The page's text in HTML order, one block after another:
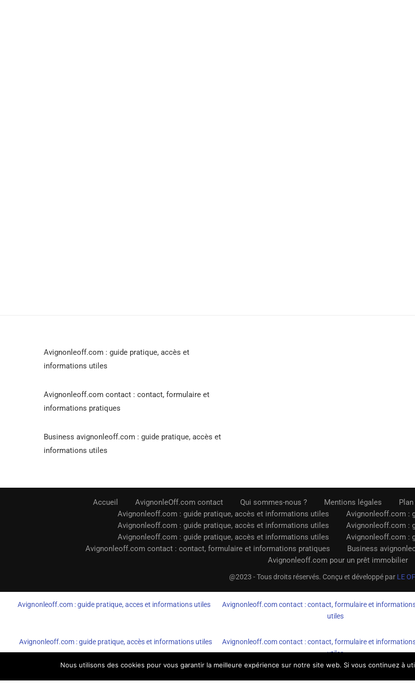
Avignonleoff.com : guide pratique, accès et
informations utiles
Avignonleoff.com contact : contact, formulaire et
informations pratiques
Business avignonleoff.com : guide pratique, accès et
informations utiles
Accueil AvignonleOff.com contact Qui sommes-nous ? Mentions légales
Avignonleoff.com : guide pratique, accès et informations utiles
Avignonleoff.com :
Avignonleoff.com : guide pratique, accès et informations utiles
Avignonleoff.com :
Avignonleoff.com : guide pratique, accès et informations utiles
Avignonleoff.com :
Avignonleoff.com contact : contact, formulaire et informations pratiques
Business
Avignonleoff.com pour un prêt immobilier
@2023 - Tous droits réservés. Conçu et développé par LE
Avignonleoff.com : guide pratique, acces et informations utiles Avignonleoff.com contact : contact, formulaire et
utiles
Avignonleoff.com : guide pratique, accès et informations utiles Avignonleoff.com contact : contact, formulaire et
utiles
Nous utilisons des cookies pour vous garantir la meilleure expérience sur notre site web. Si vous continuez à